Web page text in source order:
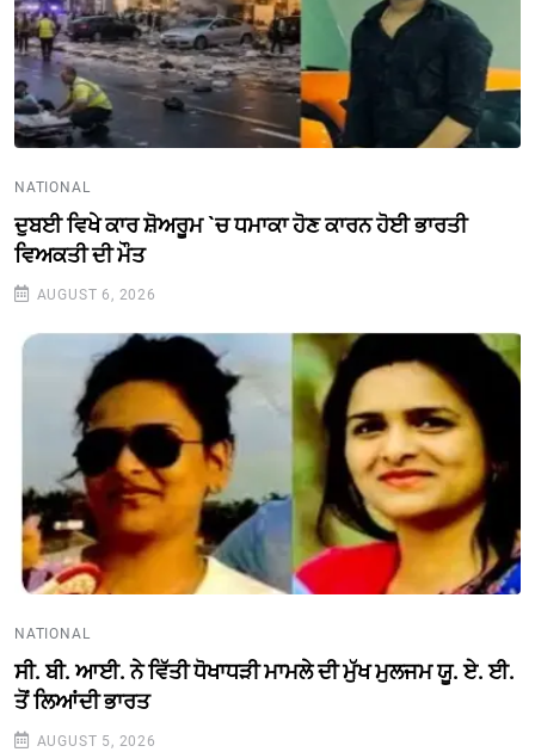
NATIONAL
ਦੁਬਈ ਵਿਖੇ ਕਾਰ ਸ਼ੋਅਰੂਮ `ਚ ਧਮਾਕਾ ਹੋਣ ਕਾਰਨ ਹੋਈ ਭਾਰਤੀ
ਵਿਅਕਤੀ ਦੀ ਮੌਤ
AUGUST 6, 2026
NATIONAL
ਸੀ. ਬੀ. ਆਈ. ਨੇ ਵਿੱਤੀ ਧੋਖਾਧੜੀ ਮਾਮਲੇ ਦੀ ਮੁੱਖ ਮੁਲਜਮ ਯੂ. ਏ. ਈ.
ਤੋਂ ਲਿਆਂਦੀ ਭਾਰਤ
AUGUST 5, 2026